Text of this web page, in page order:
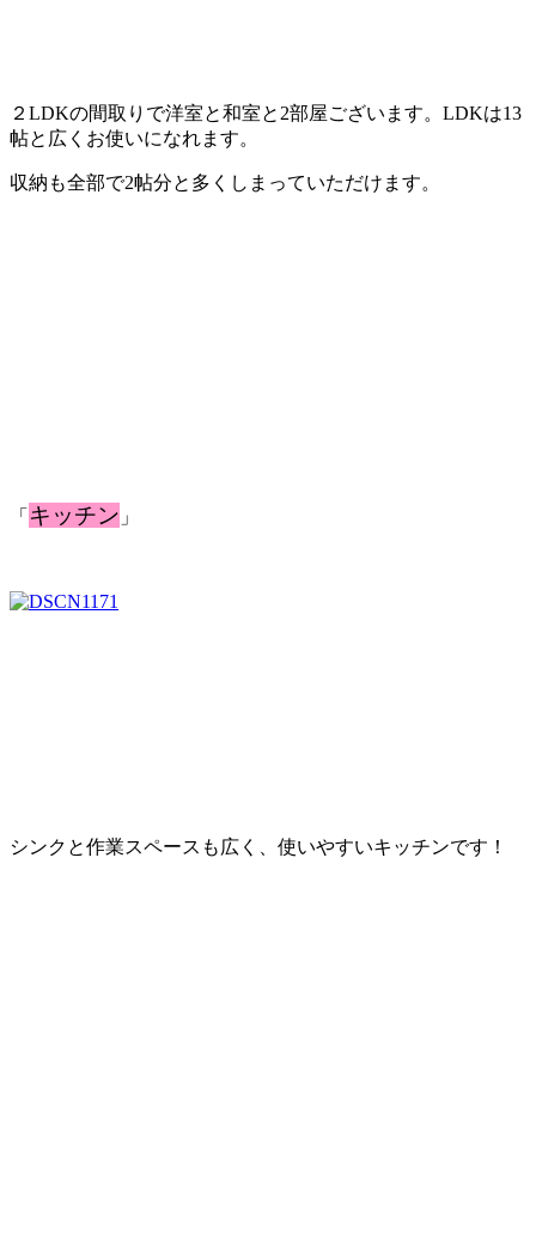
２LDKの間取りで洋室と和室と2部屋ございます。LDKは13
帖と広くお使いになれます。
収納も全部で2帖分と多くしまっていただけます。
「 キッチン 」
シンクと作業スペースも広く、使いやすいキッチンです！